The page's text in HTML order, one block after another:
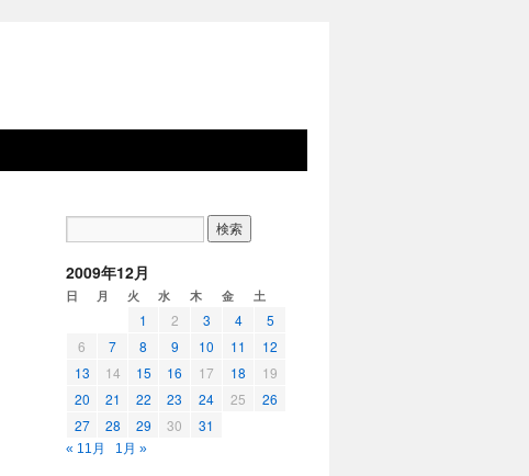
2009年12月
日 月 火 水 木 金 土
1 2 3 4
5
6
7 8 9 10 11
12
13
14 15 16 17 18
19
20
21 22 23 24 25
26
27
28 29 30 31
« 11月 1月 »